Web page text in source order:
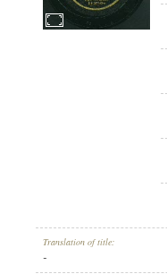
Translation of title:
-